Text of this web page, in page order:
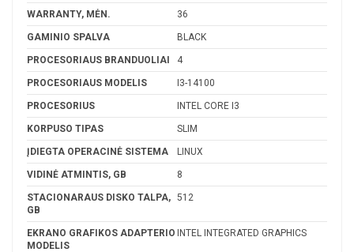
WARRANTY, MĖN. 36
GAMINIO SPALVA BLACK
PROCESORIAUS BRANDUOLIAI 4
PROCESORIAUS MODELIS I3-14100
PROCESORIUS INTEL CORE I3
KORPUSO TIPAS SLIM
ĮDIEGTA OPERACINĖ SISTEMA LINUX
VIDINĖ ATMINTIS, GB 8
STACIONARAUS DISKO TALPA,
GB
512
EKRANO GRAFIKOS ADAPTERIO
MODELIS
INTEL INTEGRATED GRAPHICS